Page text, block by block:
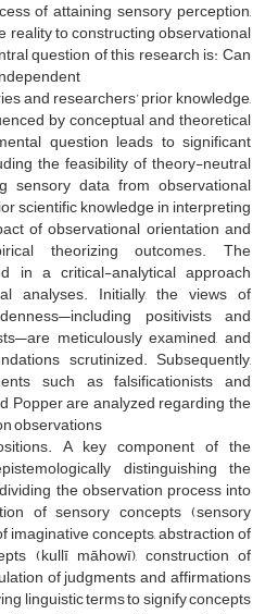
of attaining sensory perception,
reality to constructing observational
question of this research is: Can
and researchers’ prior knowledge,
by conceptual and theoretical
question leads to significant
the feasibility of theory-neutral
sensory data from observational
scientific knowledge in interpreting
of observational orientation and
theorizing outcomes. The
in a critical-analytical approach
analyses. Initially, the views of
positivists and
meticulously examined, and
scrutinized. Subsequently,
such as falsificationists and
Popper are analyzed regarding the
observations
A key component of the
distinguishing the
the observation process into
of sensory concepts (sensory
imaginative concepts, abstraction of
(kullī māhowī), construction of
of judgments and affirmations
linguistic terms to signify concepts